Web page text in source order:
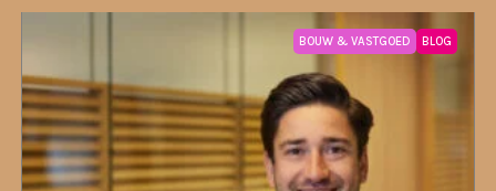
BOUW & VASTGOED BLOG